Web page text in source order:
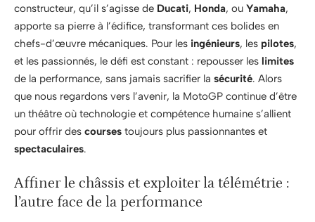
constructeur, qu’il s’agisse de Ducati, Honda, ou Yamaha,
apporte sa pierre à l’édifice, transformant ces bolides en
chefs-d’œuvre mécaniques. Pour les ingénieurs, les pilotes,
et les passionnés, le défi est constant : repousser les limites
de la performance, sans jamais sacrifier la sécurité. Alors
que nous regardons vers l’avenir, la MotoGP continue d’être
un théâtre où technologie et compétence humaine s’allient
pour offrir des courses toujours plus passionnantes et
spectaculaires.
Affiner le châssis et exploiter la télémétrie :
l’autre face de la performance